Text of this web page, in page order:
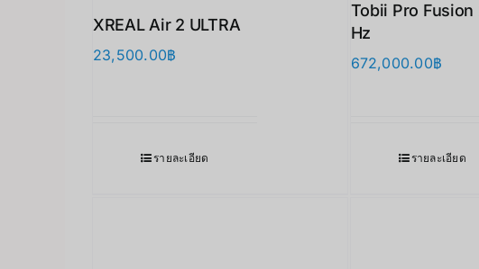
XREAL Air 2 ULTRA
23,500.00฿
รายละเอียด
Tobii Pro Fusion
Hz
672,000.00฿
รายละเอียด